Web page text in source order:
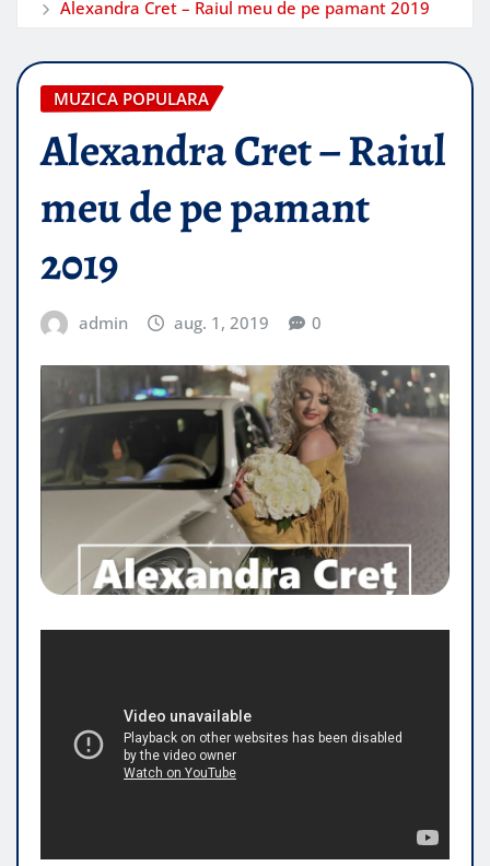
Alexandra Cret – Raiul meu de pe pamant 2019
MUZICA POPULARA
Alexandra Cret – Raiul
meu de pe pamant
2019
admin aug. 1, 2019 0